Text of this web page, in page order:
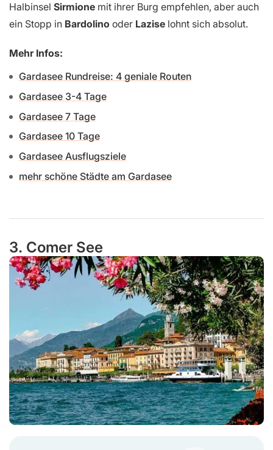
Halbinsel Sirmione mit ihrer Burg empfehlen, aber auch
ein Stopp in Bardolino oder Lazise lohnt sich absolut.
Mehr Infos:
Gardasee Rundreise: 4 geniale Routen
Gardasee 3-4 Tage
Gardasee 7 Tage
Gardasee 10 Tage
Gardasee Ausflugsziele
mehr schöne Städte am Gardasee
3. Comer See